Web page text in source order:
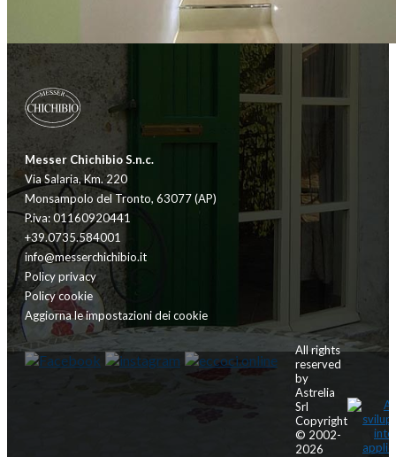
Messer Chichibio S.n.c.
Via Salaria, Km. 220
Monsampolo del Tronto, 63077 (AP)
P.iva: 01160920441
+39.0735.584001
info@messerchichibio.it
Policy privacy
Policy cookie
Aggiorna le impostazioni dei cookie
All rights
reserved
by
Astrelia
Srl
Copyright
© 2002-
2026